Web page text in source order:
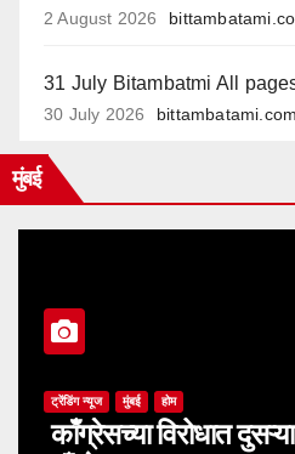
2 August 2026
31 July Bitambatmi All
30 July 2026 bittambatami.com
मुंबई
ट्रेंडिंग न्यूज मुंबई होम
काँग्रेसच्या विरोधात दुसऱ्या